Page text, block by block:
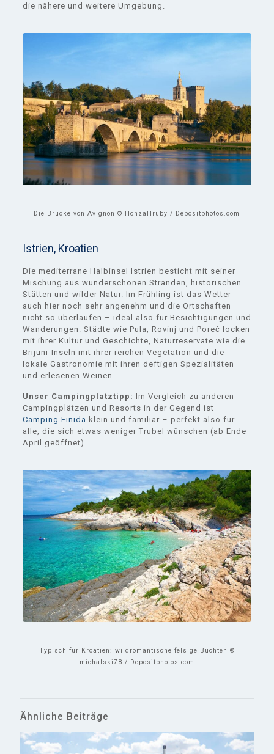
die nähere und weitere Umgebung.
Die Brücke von Avignon © HonzaHruby / Depositphotos.com
Istrien, Kroatien
Die mediterrane Halbinsel Istrien besticht mit seiner
Mischung aus wunderschönen Stränden, historischen
Stätten und wilder Natur. Im Frühling ist das Wetter
auch hier noch sehr angenehm und die Ortschaften
nicht so überlaufen – ideal also für Besichtigungen und
Wanderungen. Städte wie Pula, Rovinj und Poreč locken
mit ihrer Kultur und Geschichte, Naturreservate wie die
Brijuni-Inseln mit ihrer reichen Vegetation und die
lokale Gastronomie mit ihren deftigen Spezialitäten
und erlesenen Weinen.
Unser Campingplatztipp: Im Vergleich zu anderen
Campingplätzen und Resorts in der Gegend ist
Camping Finida klein und familiär – perfekt also für
alle, die sich etwas weniger Trubel wünschen (ab Ende
April geöffnet).
Typisch für Kroatien: wildromantische felsige Buchten ©
michalski78 / Depositphotos.com
Ähnliche Beiträge